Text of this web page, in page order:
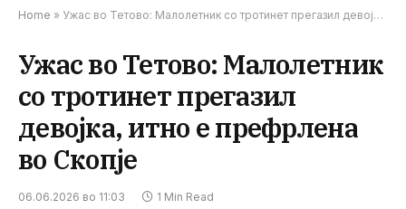
Home » Ужас во Тетово: Малолетник со тротинет прегазил девојка, итно е префрлена во Скопје
Ужас во Тетово: Малолетник
со тротинет прегазил
девојка, итно е префрлена
во Скопје
06.06.2026 во 11:03 1 Min Read